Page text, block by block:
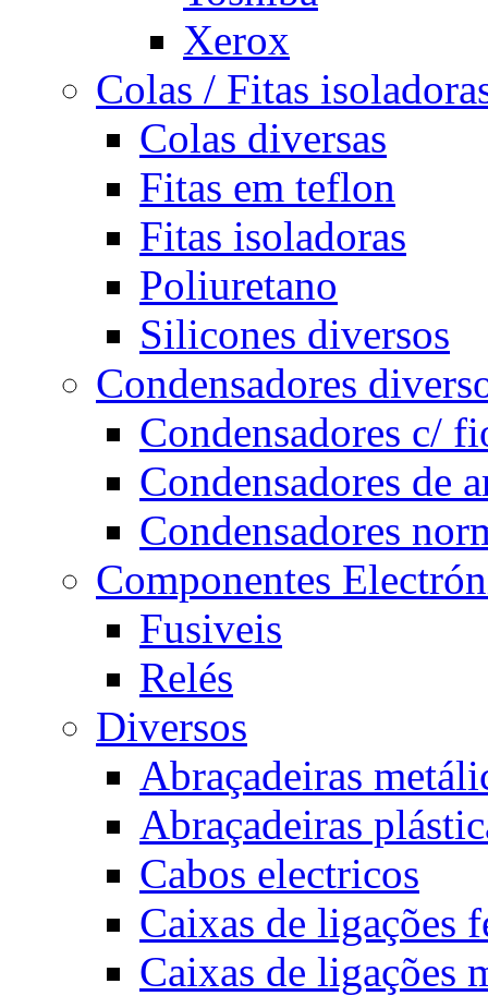
Xerox
Colas / Fitas
Colas diversas
Fitas em teflon
Fitas isoladoras
Poliuretano
Silicones diversos
Condensadores
Condensadores c/
Condensadores de
Condensadores
Componentes
Fusiveis
Relés
Diversos
Abraçadeiras
Abraçadeiras
Cabos electricos
Caixas de ligações
Caixas de ligações